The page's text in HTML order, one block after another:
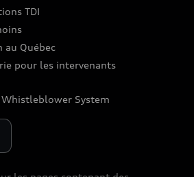
TDI
au Québec
pour les intervenants
Whistleblower System